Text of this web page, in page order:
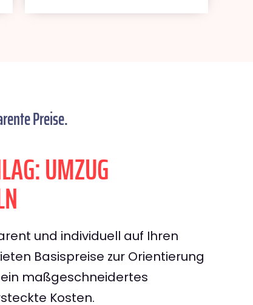
Preise.
UMZUG
und individuell auf Ihren
Basispreise zur Orientierung
maßgeschneidertes
Kosten.